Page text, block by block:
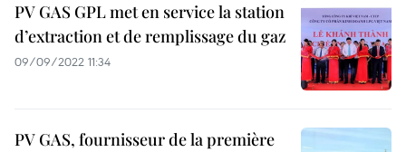
PV GAS GPL met en service la station
d’extraction et de remplissage du gaz
09/09/2022 11:34
PV GAS, fournisseur de la première